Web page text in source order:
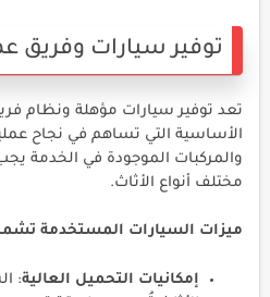
توفير سيارات وفريق
تعد توفير سيارات مؤهلة ونظام
الأساسية التي تساهم في نجاح
والمركبات الموجودة في الخدمة
مختلف أنواع الأثاث.
ميزات السيارات المستخدمة
إمكانيات التحميل العالية: